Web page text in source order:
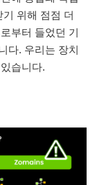
위해 점점 더
부터 들었던 기
다. 우리는 장치
습니다.